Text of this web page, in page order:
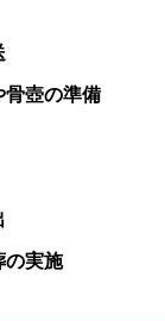
骨壺の準備
の実施